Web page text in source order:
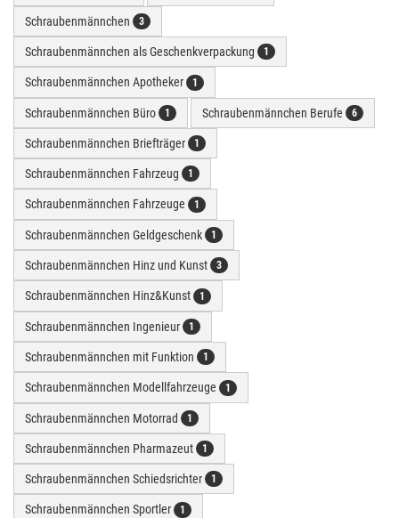
Schraubenmännchen 3
Schraubenmännchen als Geschenkverpackung 1
Schraubenmännchen Apotheker 1
Schraubenmännchen Büro 1 Schraubenmännchen Berufe 6
Schraubenmännchen Briefträger 1
Schraubenmännchen Fahrzeug 1
Schraubenmännchen Fahrzeuge 1
Schraubenmännchen Geldgeschenk 1
Schraubenmännchen Hinz und Kunst 3
Schraubenmännchen Hinz&Kunst 1
Schraubenmännchen Ingenieur 1
Schraubenmännchen mit Funktion 1
Schraubenmännchen Modellfahrzeuge 1
Schraubenmännchen Motorrad 1
Schraubenmännchen Pharmazeut 1
Schraubenmännchen Schiedsrichter 1
Schraubenmännchen Sportler 1